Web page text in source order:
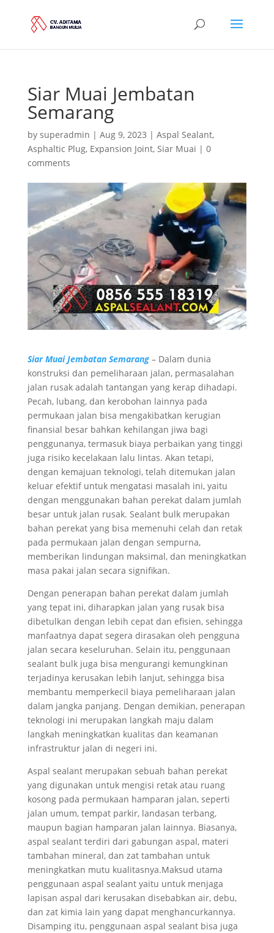
Siar Muai Jembatan
Semarang
by superadmin | Aug 9, 2023 | Aspal Sealant,
Asphaltic Plug, Expansion Joint, Siar Muai | 0
comments
Siar Muai Jembatan Semarang– Dalam dunia
konstruksi dan pemeliharaan jalan, permasalahan
jalan rusak adalah tantangan yang kerap dihadapi.
Pecah, lubang, dan kerobohan lainnya pada
permukaan jalan bisa mengakibatkan kerugian
finansial besar bahkan kehilangan jiwa bagi
penggunanya, termasuk biaya perbaikan yang tinggi
juga risiko kecelakaan lalu lintas. Akan tetapi,
dengan kemajuan teknologi, telah ditemukan jalan
keluar efektif untuk mengatasi masalah ini, yaitu
dengan menggunakan bahan perekat dalam jumlah
besar untuk jalan rusak. Sealant bulk merupakan
bahan perekat yang bisa memenuhi celah dan retak
pada permukaan jalan dengan sempurna,
memberikan lindungan maksimal, dan meningkatkan
masa pakai jalan secara signifikan.
Dengan penerapan bahan perekat dalam jumlah
yang tepat ini, diharapkan jalan yang rusak bisa
dibetulkan dengan lebih cepat dan efisien, sehingga
manfaatnya dapat segera dirasakan oleh pengguna
jalan secara keseluruhan. Selain itu, penggunaan
sealant bulk juga bisa mengurangi kemungkinan
terjadinya kerusakan lebih lanjut, sehingga bisa
membantu memperkecil biaya pemeliharaan jalan
dalam jangka panjang. Dengan demikian, penerapan
teknologi ini merupakan langkah maju dalam
langkah meningkatkan kualitas dan keamanan
infrastruktur jalan di negeri ini.
Aspal sealant merupakan sebuah bahan perekat
yang digunakan untuk mengisi retak atau ruang
kosong pada permukaan hamparan jalan, seperti
jalan umum, tempat parkir, landasan terbang,
maupun bagian hamparan jalan lainnya. Biasanya,
aspal sealant terdiri dari gabungan aspal, materi
tambahan mineral, dan zat tambahan untuk
meningkatkan mutu kualitasnya.Maksud utama
penggunaan aspal sealant yaitu untuk menjaga
lapisan aspal dari kerusakan disebabkan air, debu,
dan zat kimia lain yang dapat menghancurkannya.
Disamping itu, penggunaan aspal sealant bisa juga